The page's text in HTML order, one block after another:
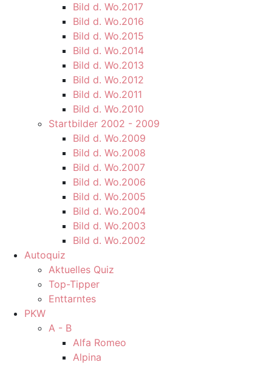
Bild d. Wo.2017
Bild d. Wo.2016
Bild d. Wo.2015
Bild d. Wo.2014
Bild d. Wo.2013
Bild d. Wo.2012
Bild d. Wo.2011
Bild d. Wo.2010
Startbilder 2002 - 2009
Bild d. Wo.2009
Bild d. Wo.2008
Bild d. Wo.2007
Bild d. Wo.2006
Bild d. Wo.2005
Bild d. Wo.2004
Bild d. Wo.2003
Bild d. Wo.2002
Autoquiz
Aktuelles Quiz
Top-Tipper
Enttarntes
PKW
A - B
Alfa Romeo
Alpina